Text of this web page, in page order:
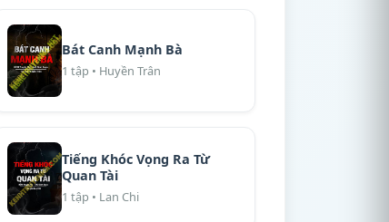
Bát Canh Mạnh Bà
1 tập • Huyền Trân
Tiếng Khóc Vọng Ra Từ
Quan Tài
1 tập • Lan Chi